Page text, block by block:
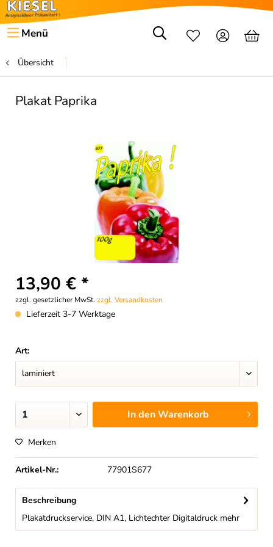
Menü
Übersicht
Plakat Paprika
13,90 € *
zzgl. gesetzlicher MwSt. zzgl. Versandkosten
Lieferzeit 3-7 Werktage
Art:
In denWarenkorb
Merken
Artikel-Nr.: 77901S677
Beschreibung
Plakatdruckservice, DIN A1, Lichtechter Digitaldruck mehr